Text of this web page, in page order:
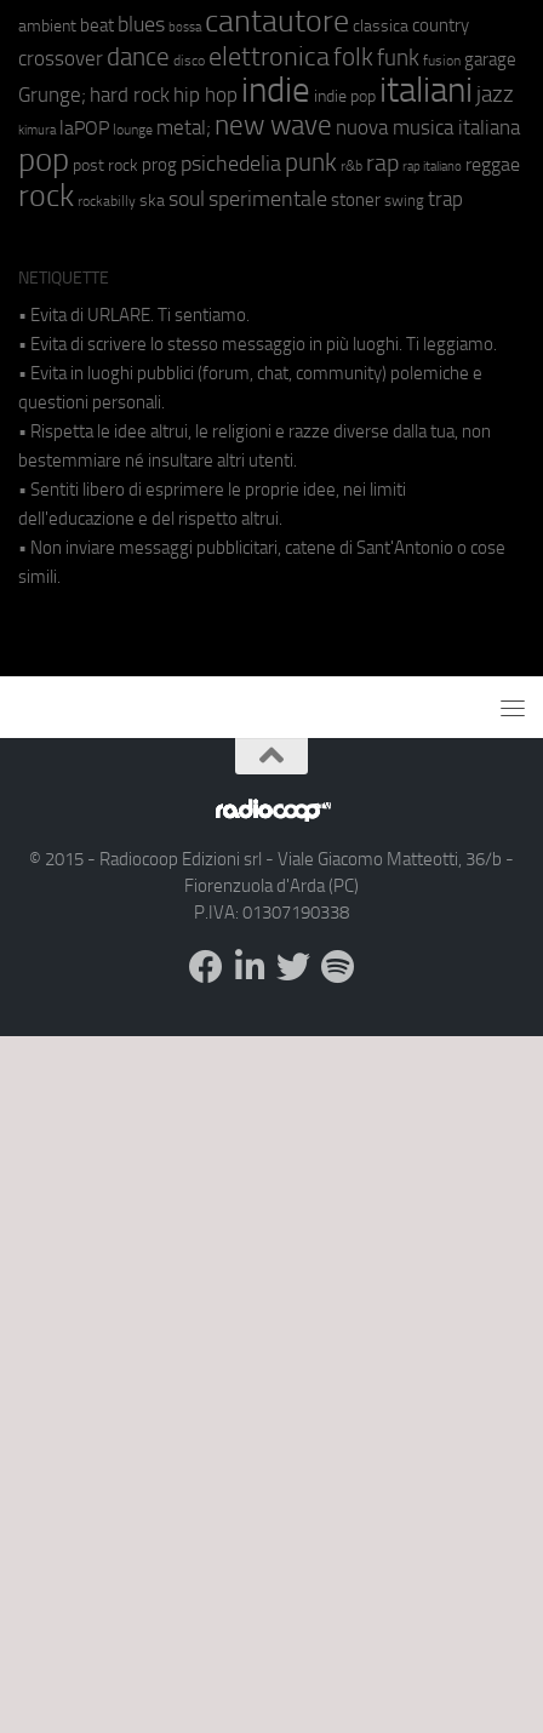
ambient beat blues bossa cantautore classica country
crossover dance disco elettronicafolkfunk fusion garage
Grunge; hard rock hip hop indie indie pop italiani jazz
kimura laPOP lounge metal; new wave nuova musica italiana
pop post rock prog psichedeliapunk r&b rap rap italiano reggae
rock rockabilly ska soul sperimentale stoner swing trap
NETIQUETTE
• Evita di URLARE. Ti sentiamo.
• Evita di scrivere lo stesso messaggio in più luoghi. Ti leggiamo.
• Evita in luoghi pubblici (forum, chat, community) polemiche e
questioni personali.
• Rispetta le idee altrui, le religioni e razze diverse dalla tua, non
bestemmiare né insultare altri utenti.
• Sentiti libero di esprimere le proprie idee, nei limiti
dell'educazione e del rispetto altrui.
• Non inviare messaggi pubblicitari, catene di Sant'Antonio o cose
simili.
© 2015 - Radiocoop Edizioni srl - Viale Giacomo Matteotti, 36/b -
Fiorenzuola d'Arda (PC)
P.IVA: 01307190338